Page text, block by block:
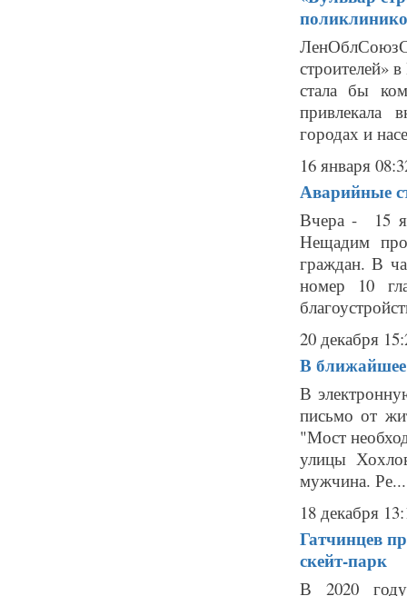
строителей»
стала бы
привлекала
городах и
16 января
Аварийные
Вчера - 15
Нещадим
граждан. В
номер 10
20 декабря
В ближайшее
В
письмо от
"Мост
улицы
мужчина. Ре...
18 декабря
Гатчинцев
скейт-парк
В 2020 году